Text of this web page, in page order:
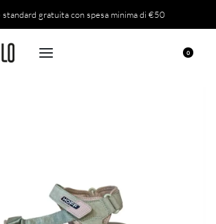
Reso possibile entro 14 giorni.
0